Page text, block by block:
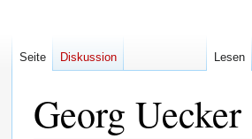
Georg Uecker
Seite Diskussion Lesen